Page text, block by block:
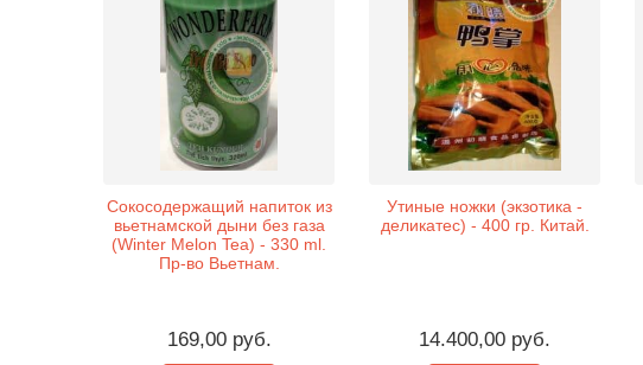
Сокосодержащий напиток из
вьетнамской дыни без газа
(Winter Melon Tea) - 330 ml.
Пр-во Вьетнам.
169,00 руб.
Утиные ножки (экзотика -
деликатес) - 400 гр. Китай.
14.400,00 руб.